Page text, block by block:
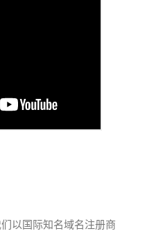
以国际知名域名注册商